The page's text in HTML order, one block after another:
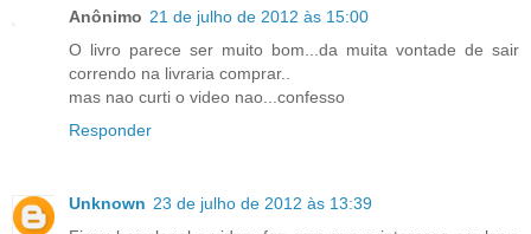
Anônimo 21 de julho de 2012 às 15:00
O livro parece ser muito bom...da muita vontade de sair
correndo na livraria comprar..
mas nao curti o video nao...confesso
Responder
Unknown 23 de julho de 2012 às 13:39